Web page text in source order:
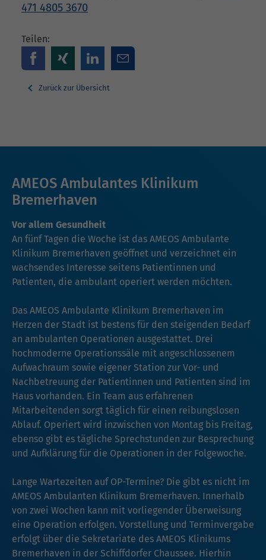
471 4805 3670
Teilen:
Zurück zur Übersicht
AMEOS Ambulantes Klinikum
Bremerhaven
Vor allem Gesundheit
An fünf Tagen die Woche ist das AMEOS Ambulante
Klinikum Bremerhaven geöffnet und verzeichnet ein
wachsendes Interesse seitens Patientinnen und
Patienten, die ambulant operiert werden möchten.
Das AMEOS Ambulante Klinikum Bremerhaven im
Herzen der Stadt ist bestens für den steigenden Bedarf
an ambulanten Operationen ausgestattet. Drei
hochmoderne Operationssäle mit angeschlossenem
Aufwachraum sowie eigener Station zur Vor- und
Nachbetreuung der Patientinnen und Patienten sind im
Haus vorhanden. Ein Team aus erfahrenen
Mitarbeitenden sorgt täglich für einen reibungslosen
Ablauf. Operiert wird inzwischen von Montag bis Freitag,
ebenso gibt es tägliche Sprechstunden zur Besprechung
und Aufklärung für die Operationen in der Folgewoche.
Lange Wartezeiten auf OP-Termine? Die gibt es nicht im
AMEOS Ambulanten Klinikum Bremerhaven. Innerhalb
von zwei Wochen kann mit vorliegender Überweisung
eine Operation erfolgen. Vorstellung und Terminvergabe
erfolgt über die Sekretariate des AMEOS Klinikums
Bremerhaven in der Schiffdorfer Chaussee. Hierhin